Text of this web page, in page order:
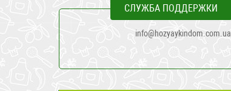
СЛУЖБА ПОДДЕРЖКИ
info@hozyaykindom.com.ua